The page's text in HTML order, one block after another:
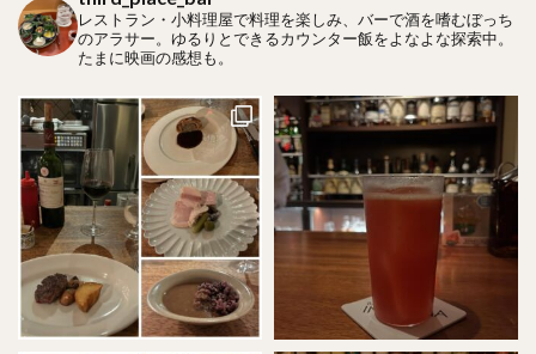
レストラン・小料理屋で料理を楽しみ、バーで酒を嗜むぼっち
のアラサー。ゆるりとできるカウンター飯をよなよな探索中。
たまに映画の感想も。